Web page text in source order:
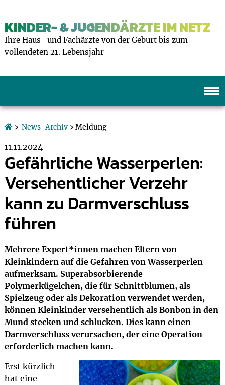
KINDER- & JUGENDÄRZTE IM NETZ
Ihre Haus- und Fachärzte von der Geburt bis zum
vollendeten 21. Lebensjahr
> News-Archiv> Meldung
11.11.2024
Gefährliche Wasserperlen:
Versehentlicher Verzehr
kann zu Darmverschluss
führen
Mehrere Expert*innen machen Eltern von
Kleinkindern auf die Gefahren von Wasserperlen
aufmerksam. Superabsorbierende
Polymerkügelchen, die für Schnittblumen, als
Spielzeug oder als Dekoration verwendet werden,
können Kleinkinder versehentlich als Bonbon in den
Mund stecken und schlucken. Dies kann einen
Darmverschluss verursachen, der eine Operation
erforderlich machen kann.
Erst kürzlich
hat eine